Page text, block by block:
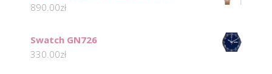
890.00zł
Swatch GN726
330.00zł